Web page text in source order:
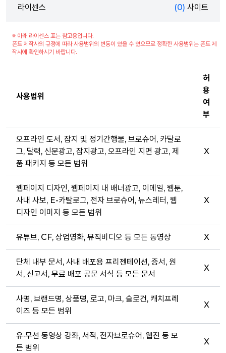
라이센스 (0) 사이트
※ 아래 라이센스 표는 참고용입니다.
폰트 제작사의 규정에 따라 사용범위의 변동이 있을 수 있으므로 정확한 사용범위는 폰트 제
작사에 확인하시기 바랍니다.
사용범위
허
용
여
부
오프라인 도서, 잡지 및 정기간행물, 브로슈어, 카달로
그, 달력, 신문광고, 잡지광고, 오프라인 지면 광고, 제
품 패키지 등 모든 범위
X
웹페이지 디자인, 웹페이지 내 배너광고, 이메일, 웹툰,
사내 사보, E-카탈로그, 전자 브로슈어, 뉴스레터, 웹
디자인 이미지 등 모든 범위
X
유튜브, CF, 상업영화, 뮤직비디오 등 모든 동영상 X
단체 내부 문서, 사내 배포용 프리젠테이션, 증서, 원
서, 신고서, 무료 배포 공문 서식 등 모든 문서
X
사명, 브랜드명, 상품명, 로고, 마크, 슬로건, 캐치프레
이즈 등 모든 범위
X
유·무선 동영상 강좌, 서적, 전자브로슈어, 웹진 등 모
든 범위
X